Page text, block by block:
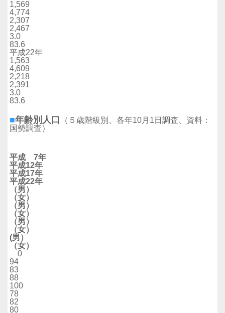
1,569
4,774
2,307
2,467
3.0
83.6
平成22年
1,563
4,609
2,218
2,391
3.0
83.6
■年齢別人口
（５歳階級別、各年10月1日調査、資料：
国勢調査）
平成 7年
平成12年
平成17年
平成22年
（男）
（女）
（男）
（女）
（男）
（女）
(男）
（女）
0
94
83
88
100
78
82
80